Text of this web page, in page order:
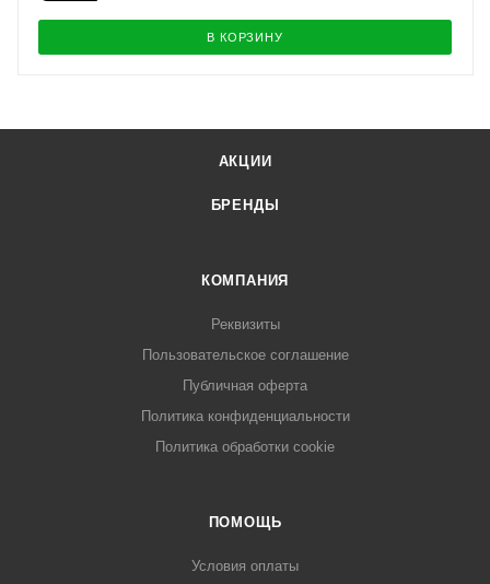
В КОРЗИНУ
АКЦИИ
БРЕНДЫ
КОМПАНИЯ
Реквизиты
Пользовательское соглашение
Публичная оферта
Политика конфиденциальности
Политика обработки cookie
ПОМОЩЬ
Условия оплаты